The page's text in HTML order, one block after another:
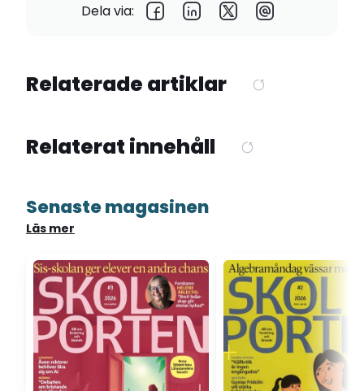
Dela via:
Relaterade artiklar
Relaterat innehåll
Senaste magasinen
Läs mer